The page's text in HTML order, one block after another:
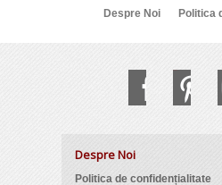
Despre Noi Politica
Despre Noi
Politica de confidențialitate